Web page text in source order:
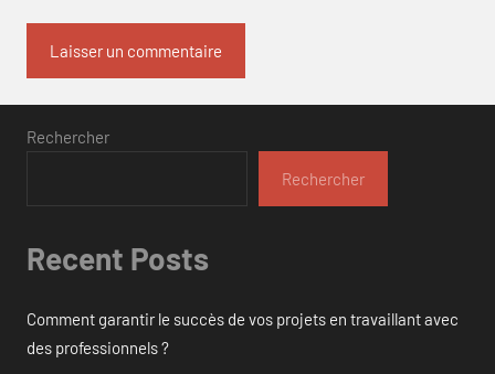
Rechercher
Rechercher
Recent Posts
Comment garantir le succès de vos projets en travaillant avec
des professionnels ?